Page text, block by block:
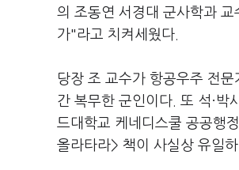
의 조동연 서경대 군사학과
가"라고 치켜세웠다.
당장 조 교수가 항공우주 전
간 복무한 군인이다. 또 석·박
드대학교 케네디스쿨 공공행
올라타라> 책이 사실상 유일